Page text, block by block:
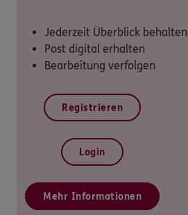
Jederzeit Überblick behalten
Post digital erhalten
Bearbeitung verfolgen
Registrieren
Login
Mehr Informationen